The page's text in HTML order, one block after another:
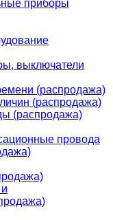
приборы
выключатели
(распродажа)
(распродажа)
(распродажа)
провода